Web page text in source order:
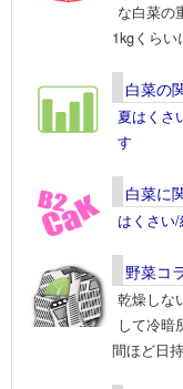
な白菜の
1kgくら
白菜の
夏はくさ
す
白菜に
はくさい
野菜コ
乾燥しな
して冷暗
間ほど日